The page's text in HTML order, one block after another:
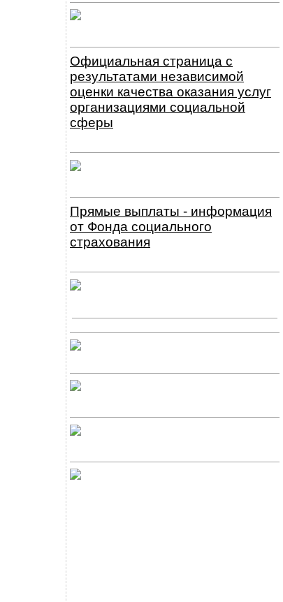
Официальная страница с
результатами независимой
оценки качества оказания услуг
организациями социальной
сферы
Прямые выплаты - информация
от Фонда социального
страхования